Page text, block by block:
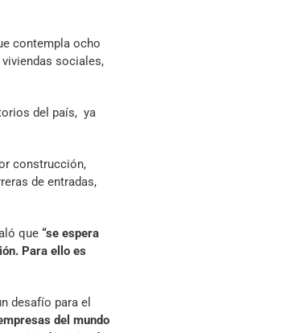
contempla ocho
sociales,
del país, ya
construcción,
de entradas,
que “se espera
Para ello es
desafío para el
del mundo